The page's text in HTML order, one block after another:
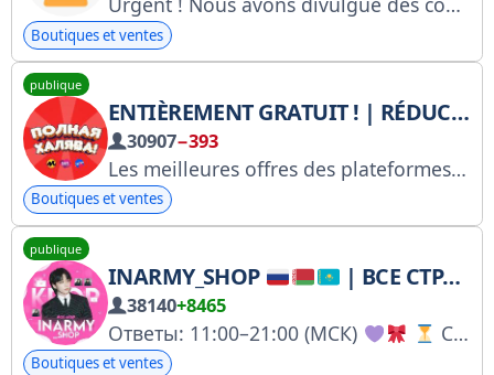
Boutiques et ventes
publique
ENTIÈREMENT GRATUIT ! | RÉDUCTIONS SUR WB, OZON ET YAM
30907−393
Les meilleures offres des plateformes de vente en ligne, avec des réductions exceptionnelles, sont désormais réunies au même endroit ! Lien : @polnayahalyavalink Pour toute question : @VincentVegaKarma AEP
Boutiques et ventes
publique
INARMY_SHOP | ВСЕ СТРАНЫ CDEK
38140+8465
Ответы: 11:00–21:00 (МСК) Срок ответа — до 3 суток Заказы: @xxvkook20 Мин. заказ: 300 ₽ Доставка
Boutiques et ventes